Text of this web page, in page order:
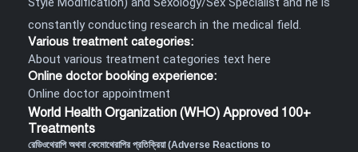
constantly conducting research in the medical field.
Various treatment categories:
About various treatment categories text here
Online doctor booking experience:
Online doctor appointment
World Health Organization (WHO) Approved 100+
Treatments
রেডিওথেরাপি অথবা কেমোথেরাপির প্রতিক্রিয়া (Adverse Reactions to